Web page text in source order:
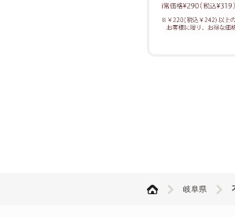
岐阜県